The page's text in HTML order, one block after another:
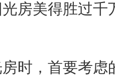
房美得胜过千
时，首要考虑